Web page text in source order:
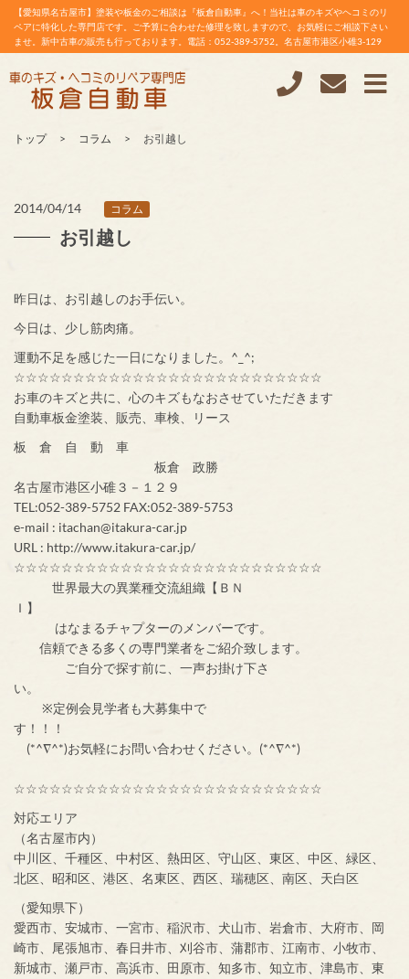
【愛知県名古屋市】塗装や板金のご相談は『板倉自動車』へ！当社は車のキズやヘコミのリ
ペアに特化した専門店です。ご予算に合わせた修理を致しますので、お気軽にご相談下さい
ませ。新中古車の販売も行っております。電話：052-389-5752。名古屋市港区小碓3-129
トップ コラム お引越し
2014/04/14 コラム
お引越し
昨日は、お引越しのお手伝い。
今日は、少し筋肉痛。
運動不足を感じた一日になりました。^_^;
☆☆☆☆☆☆☆☆☆☆☆☆☆☆☆☆☆☆☆☆☆☆☆☆☆☆
お車のキズと共に、心のキズもなおさせていただきます
自動車板金塗装、販売、車検、リース
板 倉 自 動 車
板倉 政勝
名古屋市港区小碓３－１２９
TEL:052-389-5752 FAX:052-389-5753
e-mail : itachan@itakura-car.jp
URL : http://www.itakura-car.jp/
☆☆☆☆☆☆☆☆☆☆☆☆☆☆☆☆☆☆☆☆☆☆☆☆☆☆
世界最大の異業種交流組織【ＢＮ
Ｉ】
はなまるチャプターのメンバーです。
信頼できる多くの専門業者をご紹介致します。
ご自分で探す前に、一声お掛け下さ
い。
※定例会見学者も大募集中で
す！！！
(*^∇^*)お気軽にお問い合わせください。(*^∇^*)
☆☆☆☆☆☆☆☆☆☆☆☆☆☆☆☆☆☆☆☆☆☆☆☆☆☆
対応エリア
（名古屋市内）
中川区、千種区、中村区、熱田区、守山区、東区、中区、緑区、
北区、昭和区、港区、名東区、西区、瑞穂区、南区、天白区
（愛知県下）
愛西市、安城市、一宮市、稲沢市、犬山市、岩倉市、大府市、岡
崎市、尾張旭市、春日井市、刈谷市、蒲郡市、江南市、小牧市、
新城市、瀬戸市、高浜市、田原市、知多市、知立市、津島市、東